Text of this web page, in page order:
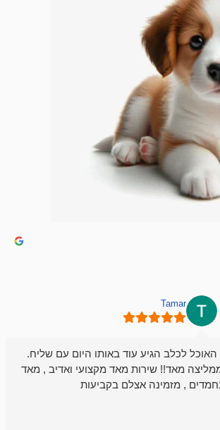
Tamar
האוכל לכלב הגיע עוד באותו היום עם שליח.
מאד!! שירות מאד מקצועי ואדיב , מאד
, מזמינה אצלם בקביעות